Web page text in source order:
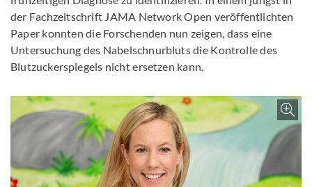
der Fachzeitschrift JAMA Network Open veröffentlichten
Paper konnten die Forschenden nun zeigen, dass eine
Untersuchung des Nabelschnurbluts die Kontrolle des
Blutzuckerspiegels nicht ersetzen kann.